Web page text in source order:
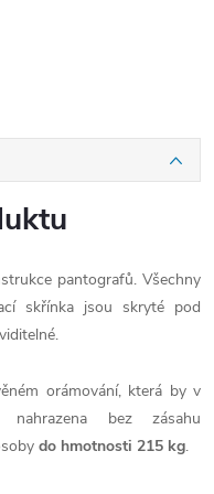
pantografů. Všechny
skřínka jsou skryté pod
orámování, která by v
bez zásahu
do hmotnosti 215 kg.